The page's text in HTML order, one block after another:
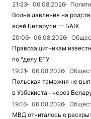
21:23
06.08.2026
Волна давления на
всей Беларуси — БАЖ
20:06
06.08.2026
Правозащитникам
по "делу ЕГУ"
19:21
06.08.2026
Польская таможня не
в Узбекистан через
19:16
06.08.2026
МВД отчиталось о